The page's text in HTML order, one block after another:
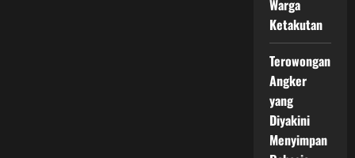
Warga
Ketakutan
Terowongan
Angker
yang
Diyakini
Menyimpan